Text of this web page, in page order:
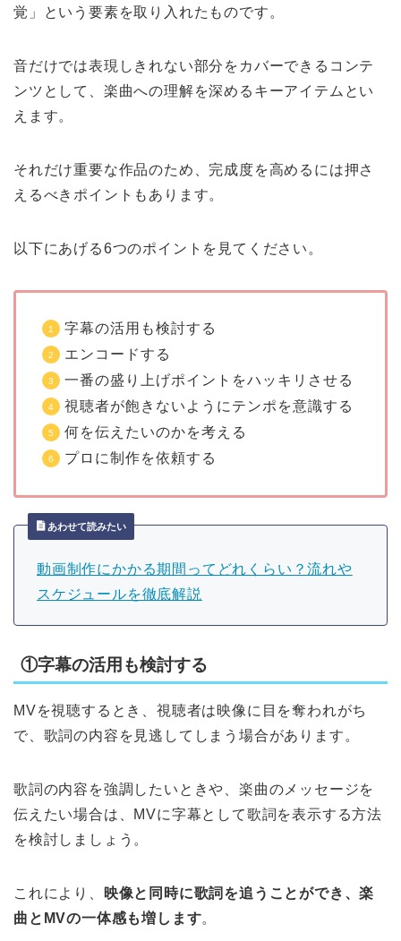
覚」という要素を取り入れたものです。
音だけでは表現しきれない部分をカバーできるコンテ
ンツとして、楽曲への理解を深めるキーアイテムとい
えます。
それだけ重要な作品のため、完成度を高めるには押さ
えるべきポイントもあります。
以下にあげる6つのポイントを見てください。
字幕の活用も検討する
エンコードする
一番の盛り上げポイントをハッキリさせる
視聴者が飽きないようにテンポを意識する
何を伝えたいのかを考える
プロに制作を依頼する
あわせて読みたい
動画制作にかかる期間ってどれくらい？流れや
スケジュールを徹底解説
①字幕の活用も検討する
MVを視聴するとき、視聴者は映像に目を奪われがち
で、歌詞の内容を見逃してしまう場合があります。
歌詞の内容を強調したいときや、楽曲のメッセージを
伝えたい場合は、MVに字幕として歌詞を表示する方法
を検討しましょう。
これにより、
映像と同時に歌詞を追うことができ、楽
曲とMVの一体感も増します。